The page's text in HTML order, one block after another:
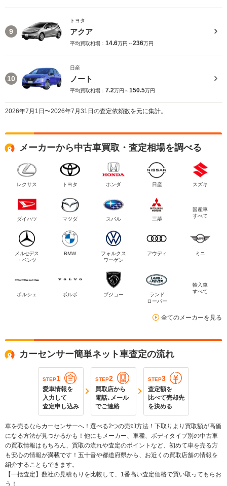
9
トヨタ
アクア
平均買取相場： 14.6万円～236万円
10
日産
ノート
平均買取相場： 7.2万円～150.5万円
2026年7月1日〜2026年7月31日の査定依頼数を元に集計。
メーカーから中古車買取・査定相場を調べる
レクサス トヨタ ホンダ 日産 スズキ
ダイハツ マツダ スバル 三菱
国産車
すべて
メルセデス
・ベンツ
BMW
フォルクス
ワーゲン
アウディ ミニ
ポルシェ ボルボ プジョー
ランド
ローバー
輸入車
すべて
全てのメーカーを見る
カーセンサー簡単ネット車査定の流れ
STEP1
愛車情報を
入力して
査定申し込み
STEP2
買取店から
電話､メール
でご連絡
STEP3
査定額を
比べて売却先
を決める
車を売るならカーセンサーへ！選べる2つの売却方法！下取りより買取額が高価
になる方法が見つかるかも！他にもメーカー、車種、ボディタイプ別の中古車
の買取情報はもちろん、買取の流れや査定のポイントなど、初めて車を売る方
も安心の情報が満載です！五十音や都道府県から、お近くの買取店舗の情報を
紹介することもできます。
【一括査定】数社の見積もりを比較して、1番高い査定価格で買い取ってもらお
う！